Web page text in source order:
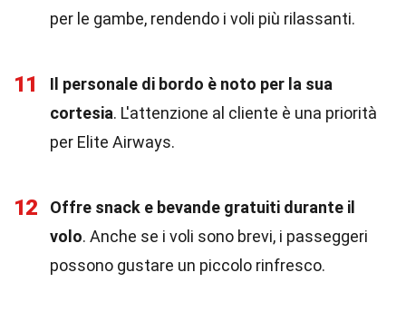
per le gambe, rendendo i voli più rilassanti.
11
Il personale di bordo è noto per la sua
cortesia. L'attenzione al cliente è una priorità
per Elite Airways.
12
Offre snack e bevande gratuiti durante il
volo. Anche se i voli sono brevi, i passeggeri
possono gustare un piccolo rinfresco.